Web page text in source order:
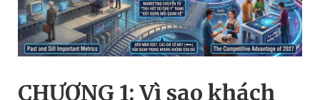
CHƯƠNG 1: Vì sao khách